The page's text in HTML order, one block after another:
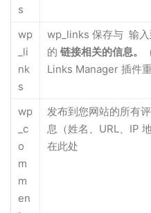
s
wp
_li
nk
s
wp_links 保存与 输
的 链接相关的信息。
Links Manager 插件重
wp
_c
o
m
m
en
发布到您网站的所有
息（姓名、URL、IP
在此处